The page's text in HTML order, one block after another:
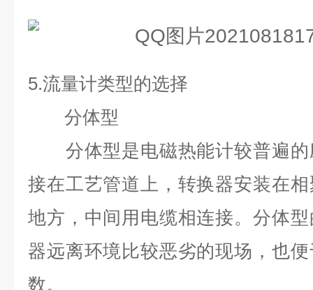
5.流量计类型的选择
分体型
分体型是电磁热能计较普遍的
接在工艺管道上，转换器安装在
地方，中间用电缆相连接。分体
器远离环境比较恶劣的现场，也
数。